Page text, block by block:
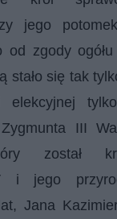
jego
od zgody
stało się tak
elekcyjnej
III
został
i jego
Jana